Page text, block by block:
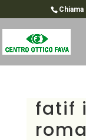
fatif